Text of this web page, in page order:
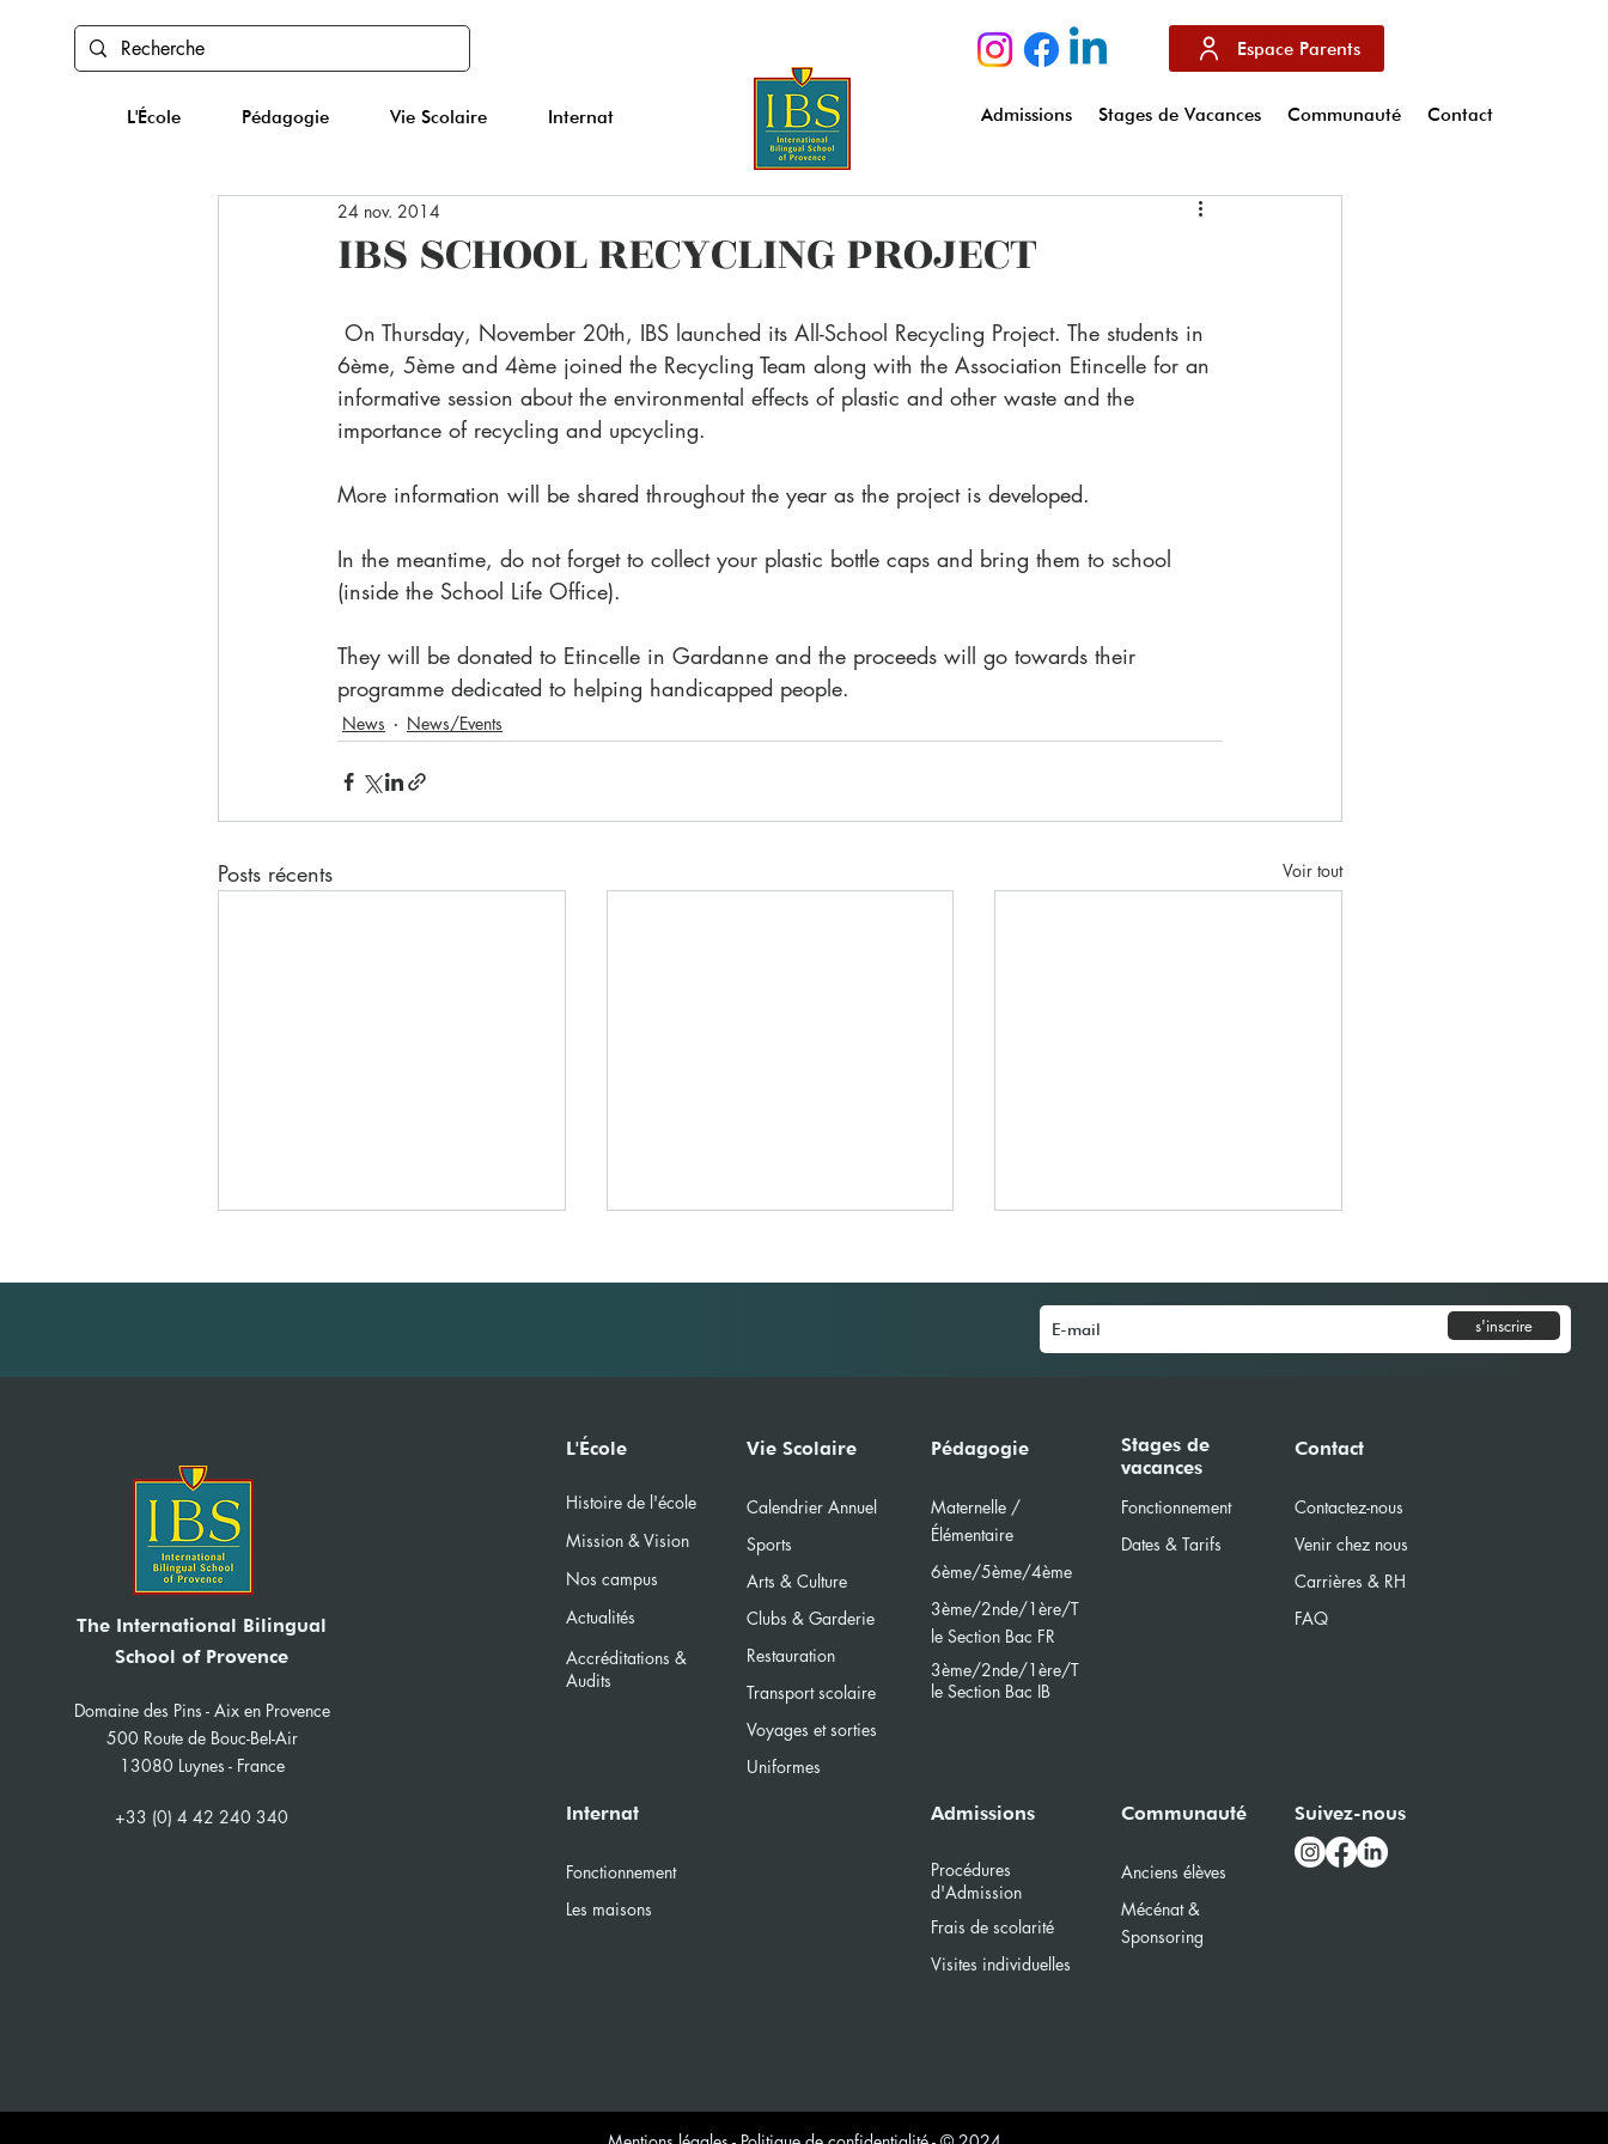
Espace Parents
L'École Pédagogie Vie Scolaire Internat Admissions Stages de Vacances Communauté Contact
IBS SCHOOL RECYCLING PROJECT
24 nov. 2014
6ème, 5ème and 4ème joined the Recycling Team along with the Association Etincelle for an
informative session about the environmental effects of plastic and other waste and the
importance of recycling and upcycling.
More information will be shared throughout the year as the project is developed.
In the meantime, do not forget to collect your plastic bottle caps and bring them to school
(inside the School Life Office).
They will be donated to Etincelle in Gardanne and the proceeds will go towards their
programme dedicated to helping handicapped people.
News News/Events
Posts récents Voir tout
La Journée du Livre à l'École
IBS Model United Nations
(MUN) 2025
s'inscrire
The International Bilingual
School of Provence
Domaine des Pins - Aix en Provence
500 Route de Bouc-Bel-Air
13080 Luynes - France
+33 (0) 4 42 240 340
L'École
Histoire de l'école
Mission & Vision
Nos campus
Actualités
Accréditations &
Audits
Vie Scolaire
Calendrier Annuel
Sports
Arts & Culture
Clubs & Garderie
Restauration
Transport scolaire
Voyages et sorties
Uniformes
Pédagogie
Maternelle /
Élémentaire
6ème/5ème/4ème
3ème/2nde/1ère/T
le Section Bac FR
3ème/2nde/1ère/T
le Section Bac IB
Stages de
vacances
Fonctionnement
Dates & Tarifs
Contact
Contactez-nous
Venir chez nous
Carrières & RH
FAQ
Internat
Fonctionnement
Les maisons
Admissions
Procédures
d'Admission
Frais de scolarité
Visites individuelles
Communauté
Anciens élèves
Mécénat &
Sponsoring
Suivez-nous